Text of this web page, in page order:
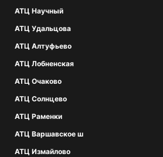
АТЦ Научный
АТЦ Удальцова
АТЦ Алтуфьево
АТЦ Лобненская
АТЦ Очаково
АТЦ Солнцево
АТЦ Раменки
АТЦ Варшавское ш
АТЦ Измайлово